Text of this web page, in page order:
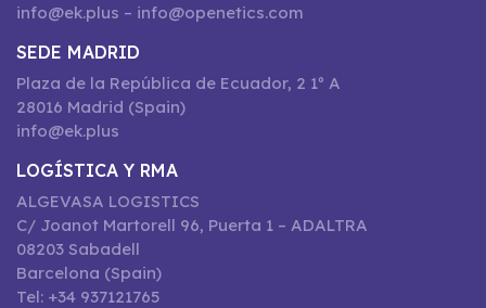
info@ek.plus – info@openetics.com
SEDE MADRID
Plaza de la República de Ecuador, 2 1º A
28016 Madrid (Spain)
info@ek.plus
LOGÍSTICA Y RMA
ALGEVASA LOGISTICS
C/ Joanot Martorell 96, Puerta 1 – ADALTRA
08203 Sabadell
Barcelona (Spain)
Tel: +34 937121765